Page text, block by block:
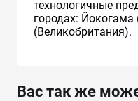
технологичные
городах:
(Великобритания).
Вас так же